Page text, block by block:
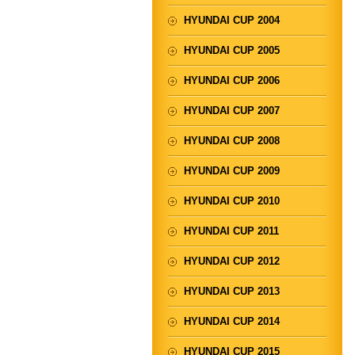
HYUNDAI CUP 2004
HYUNDAI CUP 2005
HYUNDAI CUP 2006
HYUNDAI CUP 2007
HYUNDAI CUP 2008
HYUNDAI CUP 2009
HYUNDAI CUP 2010
HYUNDAI CUP 2011
HYUNDAI CUP 2012
HYUNDAI CUP 2013
HYUNDAI CUP 2014
HYUNDAI CUP 2015